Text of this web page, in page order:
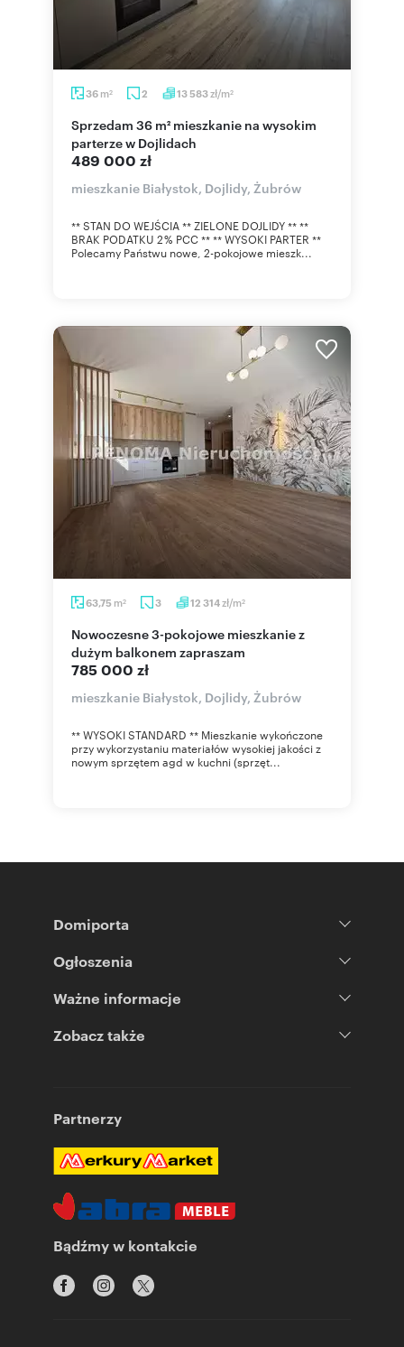
36 m2 2 13 583zł/m2
Sprzedam 36 m² mieszkanie na wysokim
parterze w Dojlidach
489 000 zł
mieszkanie Białystok, Dojlidy, Żubrów
** STAN DO WEJŚCIA ** ZIELONE DOJLIDY ** **
BRAK PODATKU 2 % PCC ** ** WYSOKI PARTER **
Polecamy Państwu nowe, 2-pokojowe mieszk...
63,75 m2 3 12 314zł/m2
Nowoczesne 3-pokojowe mieszkanie z
dużym balkonem zapraszam
785 000 zł
mieszkanie Białystok, Dojlidy, Żubrów
** WYSOKI STANDARD ** Mieszkanie wykończone
przy wykorzystaniu materiałów wysokiej jakości z
nowym sprzętem agd w kuchni (sprzęt...
Domiporta
Ogłoszenia
Ważne informacje
Zobacz także
Partnerzy
Bądźmy w kontakcie